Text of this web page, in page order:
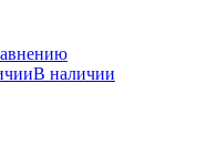
В наличии